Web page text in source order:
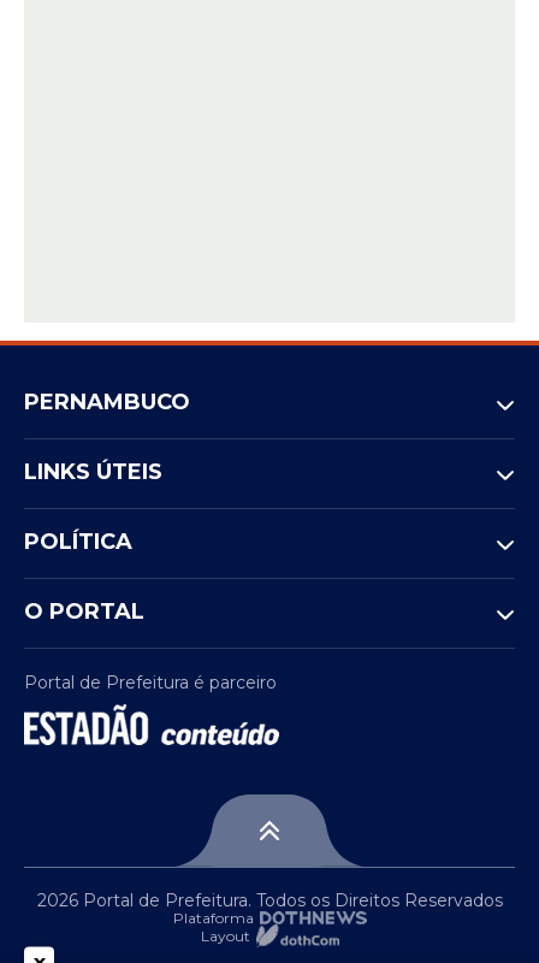
PERNAMBUCO
LINKS ÚTEIS
POLÍTICA
O PORTAL
Portal de Prefeitura é parceiro
2026 Portal de Prefeitura. Todos os Direitos Reservados
Plataforma
Layout